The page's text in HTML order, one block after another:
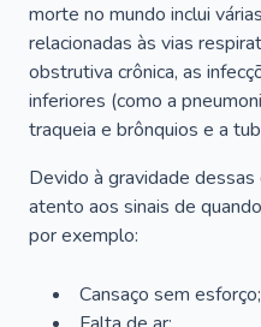
morte no mundo inclui
relacionadas às vias
obstrutiva crônica, as
inferiores (como a
traqueia e brônquios e a
Devido à gravidade
atento aos sinais de
por exemplo:
Cansaço sem esforço;